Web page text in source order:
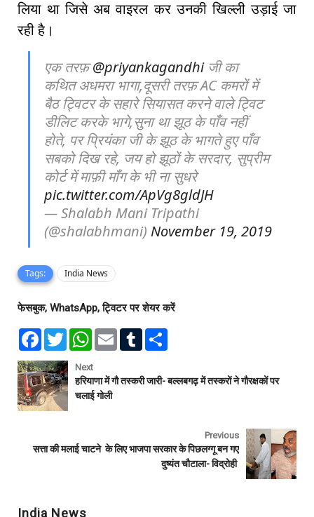
लिया था जिसे अब वाइरल कर उनकी खिल्ली उड़ाई जा
रही है।
एक तरफ़@priyankagandhiजी का
कथित अधमरा भागा,दूसरी तरफ़ AC कमरों में
बैठ ट्विटर के सहारे सियासत करने वाले ट्विट
डीलिट करके भागे,सुना था झूठ के पाँव नहीं
होते, पर प्रियंका जी के झूठ के भागते हुए पाँव
सबको दिख रहे, जय हो झूठों के सरदार, सुप्रीम
कोर्ट में माफ़ी माँग के भी ना सुधरे
pic.twitter.com/ApVg8gldJH
— Shalabh Mani Tripathi
(@shalabhmani) November 19, 2019
Tags: India News
फेसबुक, WhatsApp, ट्विटर पर शेयर करें
F
e
b
o
o
k
T
w
t
t
e
W
t
s
A
p
E
l
T
l
e
Next
हरियाणा में गौ तस्करी जारी- बल्लबगढ़ में तस्करों ने गौरक्षकों पर
चलाई गोली
Previous
सत्ता की मलाई चाटने के लिए भाजपा सरकार के पिछलग्गू बन गए
दुष्यंत चौटाला- विद्रोही
India News